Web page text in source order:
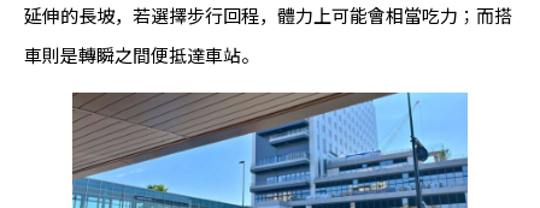
延伸的長坡，若選擇步行回程，體力上可能會相當吃力；而搭
車則是轉瞬之間便抵達車站。